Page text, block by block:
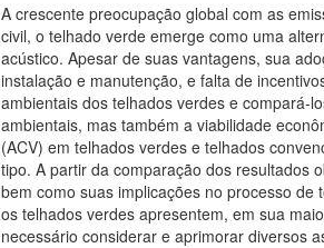
A crescente preocupação global com as
civil, o telhado verde emerge como uma
acústico. Apesar de suas vantagens, sua
instalação e manutenção, e falta de
ambientais dos telhados verdes e compará-
ambientais, mas também a viabilidade
(ACV) em telhados verdes e telhados
tipo. A partir da comparação dos resultados
bem como suas implicações no processo
os telhados verdes apresentem, em sua
necessário considerar e aprimorar diversos